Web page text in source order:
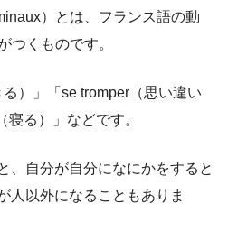
）とは、フランス語の動
つくものです。
）」「se tromper（思い違い
寝る）」などです。
、自分が自分になにかをすると
人以外になることもありま